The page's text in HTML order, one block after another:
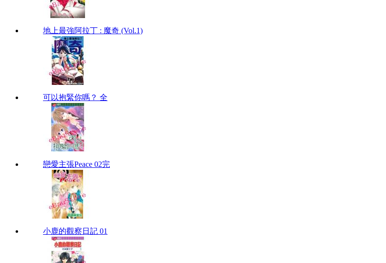
地上最強阿拉丁 : 魔奇 (Vol.1)
可以抱緊你嗎？ 全
戀愛主張Peace 02完
小鹿的觀察日記 01